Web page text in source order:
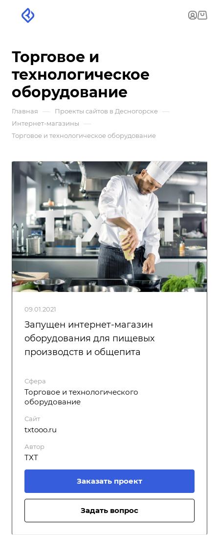
Торговое и
технологическое
оборудование
Главная — Проекты сайтов в Десногорске —
Интернет-магазины —
Торговое и технологическое оборудование
09.01.2021
Запущен интернет-магазин
оборудования для пищевых
производств и общепита
Сфера
Торговое и технологического
оборудование
Сайт
txtooo.ru
Автор
ТХТ
Заказать проект
Задать вопрос